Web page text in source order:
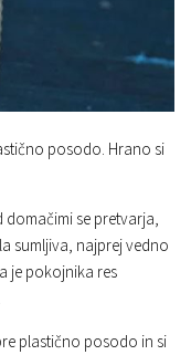
posodo. Hrano si
domačimi se pretvarja,
sumljiva, najprej vedno
je pokojnika res
plastično posodo in si